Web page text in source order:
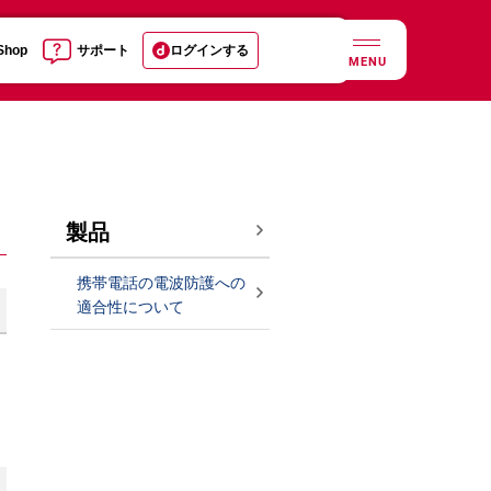
サポート ログインする
MENU
製品
携帯電話の電波防護への
適合性について